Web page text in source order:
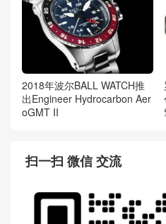
2018年波尔BALL WATCH推
出Engineer Hydrocarbon Aer
oGMT II
扫一扫 微信 交流